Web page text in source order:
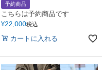
予約商品
こちらは予約商品です
¥22,000税込
カートに入れる